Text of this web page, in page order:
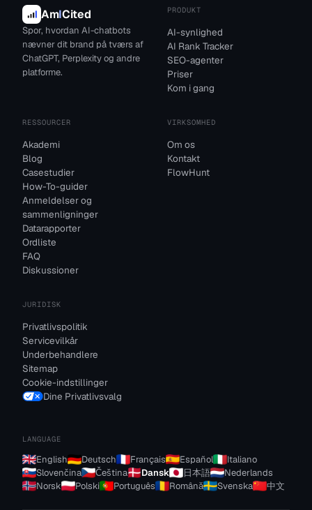
AmICited
Spor, hvordan AI-chatbots
nævner dit brand på tværs af
ChatGPT, Perplexity og andre
platforme.
PRODUKT
AI-synlighed
AI Rank Tracker
SEO-agenter
Priser
Kom i gang
RESSOURCER
Akademi
Blog
Casestudier
How-To-guider
Anmeldelser og
sammenligninger
Datarapporter
Ordliste
FAQ
Diskussioner
VIRKSOMHED
Om os
Kontakt
FlowHunt
JURIDISK
Privatlivspolitik
Servicevilkår
Underbehandlere
Sitemap
Cookie-indstillinger
Dine Privatlivsvalg
LANGUAGE
English Deutsch Français Español
Italiano
Slovenčina
Čeština Dansk 日本語
Nederlands
Norsk
Polski Português Română Svenska 中文